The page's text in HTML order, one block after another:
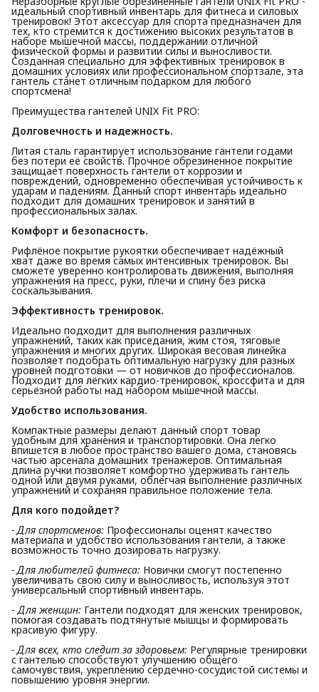
идеальный спортивный инвентарь для фитнеса и силовых
тренировок! Этот аксессуар для спорта предназначен для
тех, кто стремится к достижению высоких результатов в
наборе мышечной массы, поддержании отличной
физической формы и развитии силы и выносливости.
Созданная специально для эффективных тренировок в
домашних условиях или профессиональном спортзале, эта
гантель станет отличным подарком для любого
спортсмена!
Преимущества гантелей UNIX Fit PRO:
Долговечность и надежность.
Литая сталь гарантирует использование гантели годами
без потери её свойств. Прочное обрезиненное покрытие
защищает поверхность гантели от коррозии и
повреждений, одновременно обеспечивая устойчивость к
ударам и падениям. Данный спорт инвентарь идеально
подходит для домашних тренировок и занятий в
профессиональных залах.
Комфорт и безопасность.
Рифлёное покрытие рукоятки обеспечивает надёжный
хват даже во время самых интенсивных тренировок. Вы
сможете уверенно контролировать движения, выполняя
упражнения на пресс, руки, плечи и спину без риска
соскальзывания.
Эффективность тренировок.
Идеально подходит для выполнения различных
упражнений, таких как приседания, жим стоя, тяговые
упражнения и многих других. Широкая весовая линейка
позволяет подобрать оптимальную нагрузку для разных
уровней подготовки — от новичков до профессионалов.
Подходит для лёгких кардио-тренировок, кроссфита и для
серьёзной работы над набором мышечной массы.
Удобство использования.
Компактные размеры делают данный спорт товар
удобным для хранения и транспортировки. Она легко
впишется в любое пространство вашего дома, становясь
частью арсенала домашних тренажеров. Оптимальная
длина ручки позволяет комфортно удерживать гантель
одной или двумя руками, облегчая выполнение различных
упражнений и сохраняя правильное положение тела.
Для кого подойдет?
- Для спортсменов: Профессионалы оценят качество
материала и удобство использования гантели, а также
возможность точно дозировать нагрузку.
- Для любителей фитнеса: Новички смогут постепенно
увеличивать свою силу и выносливость, используя этот
универсальный спортивный инвентарь.
-Для женщин: Гантели подходят для женских тренировок,
помогая создавать подтянутые мышцы и формировать
красивую фигуру.
- Для всех, кто следит за здоровьем: Регулярные тренировки
с гантелью способствуют улучшению общего
самочувствия, укреплению сердечно-сосудистой системы и
повышению уровня энергии.